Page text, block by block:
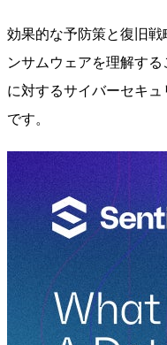
効果的な予防策と復旧戦
ンサムウェアを理解す
に対するサイバーセキ
です。